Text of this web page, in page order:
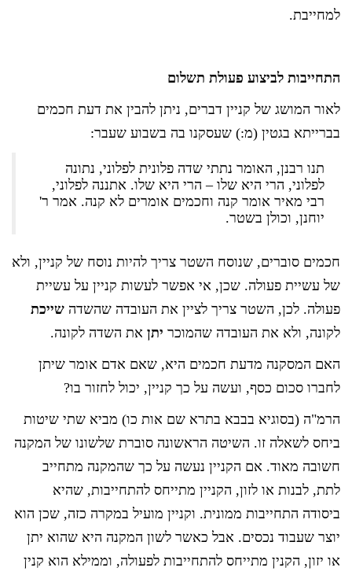
למחייבת.
התחייבות לביצוע פעולת תשלום
לאור המושג של קניין דברים, ניתן להבין את דעת חכמים
בברייתא בגטין (מ:) שעסקנו בה בשבוע שעבר:
תנו רבנן, האומר נתתי שדה פלונית לפלוני, נתונה
לפלוני, הרי היא שלו – הרי היא שלו. אתננה לפלוני,
רבי מאיר אומר קנה וחכמים אומרים לא קנה. אמר ר'
יוחנן, וכולן בשטר.
חכמים סוברים, שנוסח השטר צריך להיות נוסח של קניין, ולא
של עשיית פעולה. שכן, אי אפשר לעשות קניין על עשיית
פעולה. לכן, השטר צריך לציין את העובדה שהשדה שייכת
לקונה, ולא את העובדה שהמוכר יתן את השדה לקונה.
האם המסקנה מדעת חכמים היא, שאם אדם אומר שיתן
לחברו סכום כסף, ועשה על כך קניין, יכול לחזור בו?
הרמ"ה (בסוגיא בבבא בתרא שם אות כו) מביא שתי שיטות
ביחס לשאלה זו. השיטה הראשונה סוברת שלשונו של המקנה
חשובה מאוד. אם הקניין נעשה על כך שהמקנה מתחייב
לתת, לבנות או לזון, הקניין מתייחס להתחייבות, שהיא
ביסודה התחייבות ממונית. וקניין מועיל במקרה כזה, שכן הוא
יוצר שעבוד נכסים. אבל כאשר לשון המקנה היא שהוא יתן
או יזון, הקנין מתייחס להתחייבות לפעולה, וממילא הוא קנין